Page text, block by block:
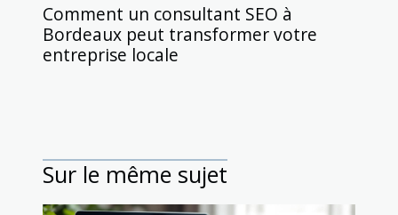
Comment un consultant SEO à
Bordeaux peut transformer votre
entreprise locale
Sur le même sujet